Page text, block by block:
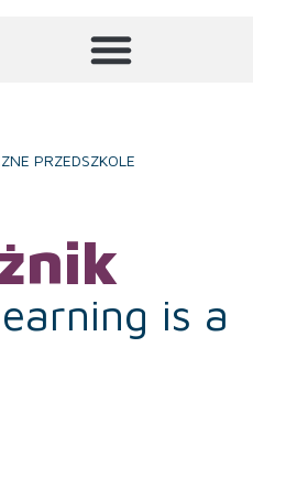
PRZEDSZKOLE
is a